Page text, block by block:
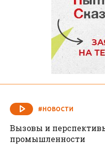
#НОВОСТИ
Вызовы и
промышленности